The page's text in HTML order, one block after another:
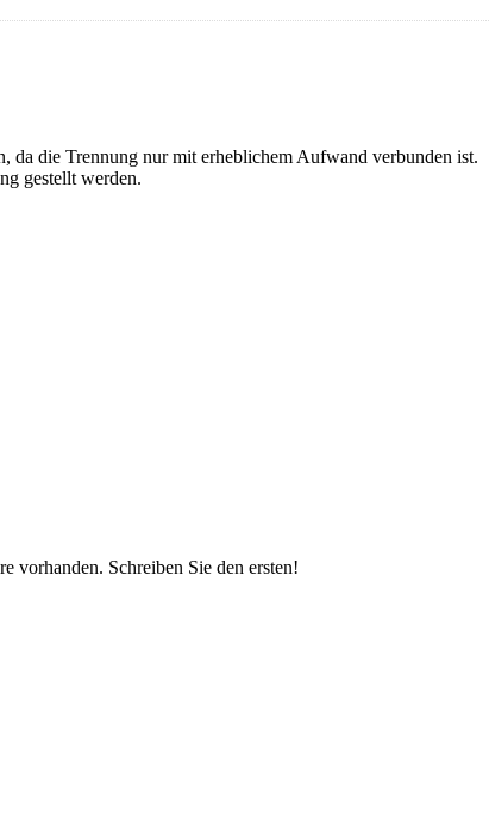
da die Trennung nur mit erheblichem Aufwand verbunden ist.
gestellt werden.
vorhanden. Schreiben Sie den ersten!